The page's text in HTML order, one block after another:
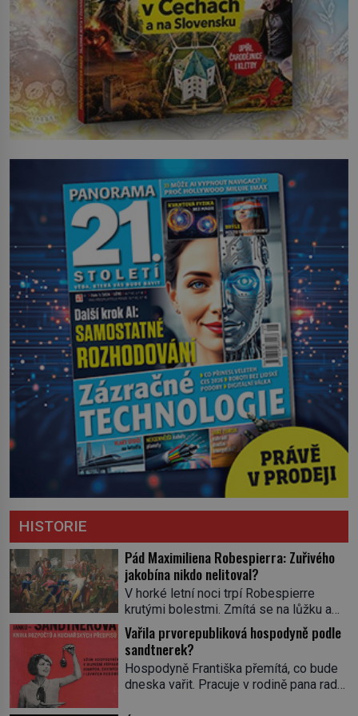
HISTORIE
Pád Maximiliena Robespierra: Zuřivého
jakobína nikdo nelitoval?
V horké letní noci trpí Robespierre
krutými bolestmi. Zmítá se na lůžku a
hlavou mu víří kolotoč myšlenek. Když
se probere z mdlob, vzpomene si na
jednu z pařížských jasnovidek, kterou
před lety navštívil. Prorokovala mu
tragický osud. Tehdy se jí vysmál.
Vařila prvorepubliková hospodyně podle
sandtnerek?
Hospodyně Františka přemítá, co bude
dneska vařit. Pracuje v rodině pana rady